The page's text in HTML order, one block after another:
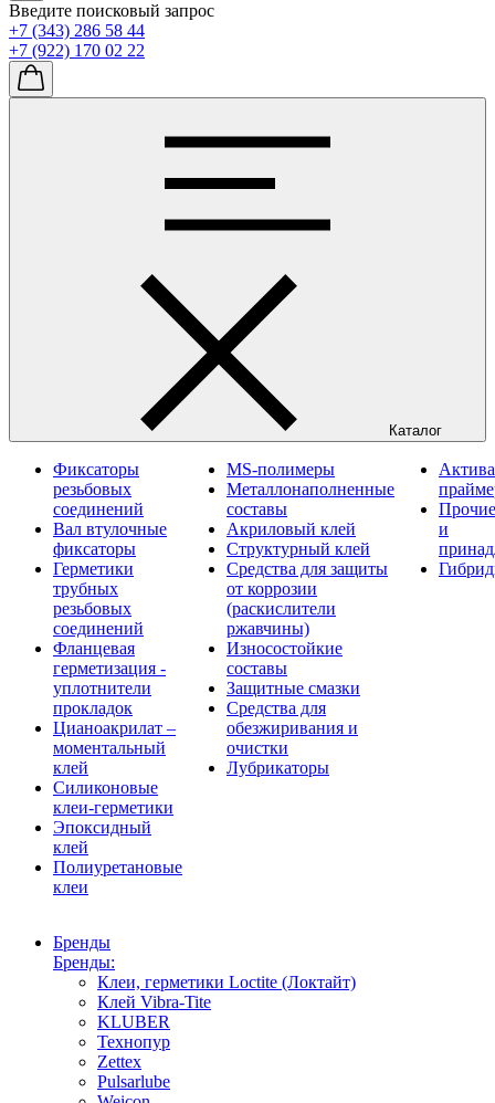
Введите поисковый запрос
+7 (343) 286 58 44
+7 (922) 170 02 22
Каталог
Фиксаторы
резьбовых
соединений
Вал втулочные
фиксаторы
Герметики
трубных
резьбовых
соединений
Фланцевая
герметизация -
уплотнители
прокладок
Цианоакрилат –
моментальный
клей
Силиконовые
клеи-герметики
Эпоксидный
клей
Полиуретановые
клеи
MS-полимеры
Металлонаполненные
составы
Акриловый клей
Структурный клей
Средства для защиты
от коррозии
(раскислители
ржавчины)
Износостойкие
составы
Защитные смазки
Средства для
обезжиривания и
очистки
Лубрикаторы
и
Бренды
Бренды:
Клеи, герметики Loctite (Локтайт)
Клей Vibra-Tite
KLUBER
Технопур
Zettex
Pulsarlube